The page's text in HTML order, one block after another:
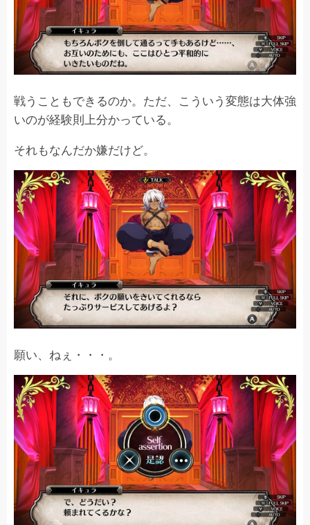
戦うこともできるのか。ただ、こういう変態は大体強
いのが経験則上分かっている。
それもなんだか嫌だけど。
願い、ねぇ・・・。